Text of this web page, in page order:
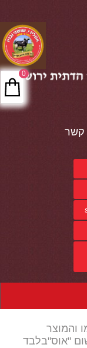
קשר
והמוצר
"אוס"בלבד
0